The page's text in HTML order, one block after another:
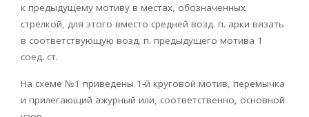
к предыдущему мотиву в местах, обозначенных
стрелкой, для этого вместо средней возд. п. арки вязать
в соответствующую возд. п. предыдущего мотива 1
соед. ст.
На схеме №1 приведены 1-й круговой мотив, перемычка
и прилегающий ажурный или, соответственно, основной